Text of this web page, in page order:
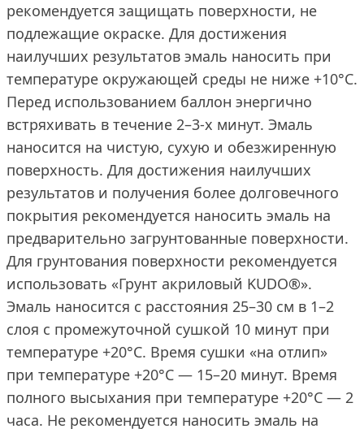
рекомендуется защищать поверхности, не
подлежащие окраске. Для достижения
наилучших результатов эмаль наносить при
температуре окружающей среды не ниже +10°С.
Перед использованием баллон энергично
встряхивать в течение 2–3-х минут. Эмаль
наносится на чистую, сухую и обезжиренную
поверхность. Для достижения наилучших
результатов и получения более долговечного
покрытия рекомендуется наносить эмаль на
предварительно загрунтованные поверхности.
Для грунтования поверхности рекомендуется
использовать «Грунт акриловый KUDO®».
Эмаль наносится с расстояния 25–30 см в 1–2
слоя с промежуточной сушкой 10 минут при
температуре +20°С. Время сушки «на отлип»
при температуре +20°С — 15–20 минут. Время
полного высыхания при температуре +20°С — 2
часа. Не рекомендуется наносить эмаль на